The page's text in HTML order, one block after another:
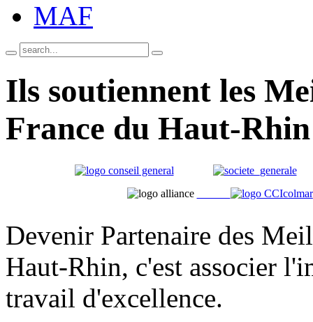
MAF
Ils soutiennent les
France du Haut-Rhin
Devenir Partenaire des
Haut-Rhin, c'est associer
travail d'excellence.